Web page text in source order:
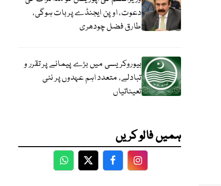
دعوت، اوپن ایجنڈے پر بات ہوگی،
طارق فضل چودھری
بیوروکریسی میں بڑے پیمانے پر تقرر و
تبادلے، متعدد اہم عہدوں پر نئی
تعیناتیاں
ہمیں فالو کریں
WhatsApp
TwitterFacebookFacebook